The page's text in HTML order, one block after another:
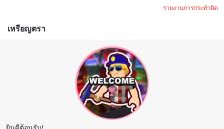
รายงานการกระทำผิด
เหรียญตรา